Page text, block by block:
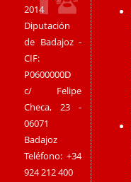
2014
Diputación
de Badajoz -
CIF:
P0600000D
c/ Felipe
Checa, 23 -
06071
Badajoz
Teléfono: +34
924 212 400